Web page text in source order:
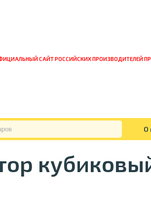
САЙТ РОССИЙСКИХ ПРОИЗВОДИТЕЛЕЙ
О